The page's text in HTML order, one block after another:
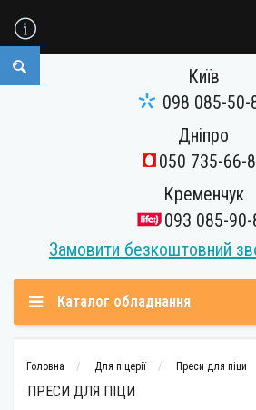
Київ
098 085-50-
Дніпро
050 735-66-
Кременчук
093 085-90-
Замовити безкоштовний
Каталог обладнання
Головна Для піцерії Преси для піци
ПРЕСИ ДЛЯ ПІЦИ